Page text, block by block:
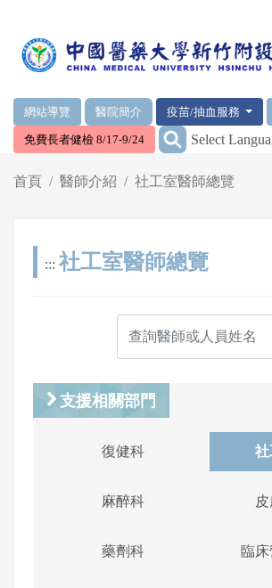
網站導覽 醫院簡介 疫苗/抽血服務
免費長者健檢 8/17-9/24 ::: Select
首頁 醫師介紹 社工室醫師總覽
::: 社工室醫師總覽
支援相關部門
復健科 社
麻醉科
藥劑科 臨